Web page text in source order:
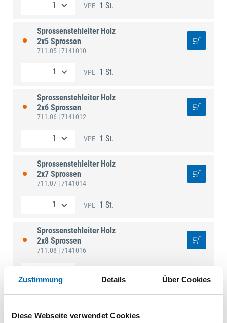
Zustimmung Details Über Cookies
Diese Webseite verwendet Cookies
VPE 1 St.
Sprossenstehleiter Holz
2x5 Sprossen
711.05 | 7141010
VPE 1 St.
Sprossenstehleiter Holz
2x6 Sprossen
711.06 | 7141012
VPE 1 St.
Sprossenstehleiter Holz
2x7 Sprossen
711.07 | 7141014
VPE 1 St.
Sprossenstehleiter Holz
2x8 Sprossen
711.08 | 7141016